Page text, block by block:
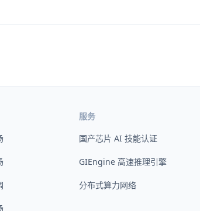
服务
国产芯片 AI 技能认证
GIEngine 高速推理引擎
分布式算力网络